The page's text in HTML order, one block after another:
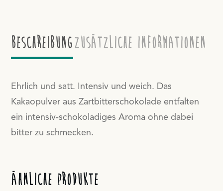
45%
Bio
Menge
BeschreibungZusätzliche Informationen
Ehrlich und satt. Intensiv und weich. Das
Kakaopulver aus Zartbitterschokolade entfalten
ein intensiv-schokoladiges Aroma ohne dabei
bitter zu schmecken.
Ähnliche Produkte